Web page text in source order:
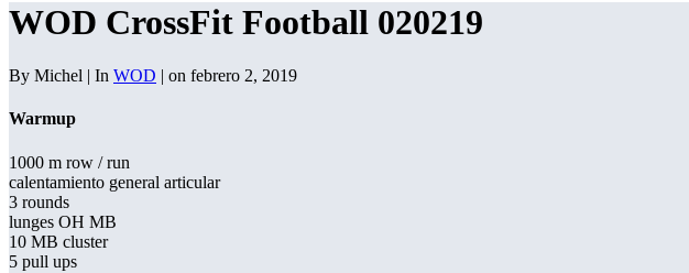
WOD CrossFit Football 020219
By Michel | In WOD | on febrero 2, 2019
Warmup
1000 m row / run
calentamiento general articular
3 rounds
lunges OH MB
10 MB cluster
5 pull ups